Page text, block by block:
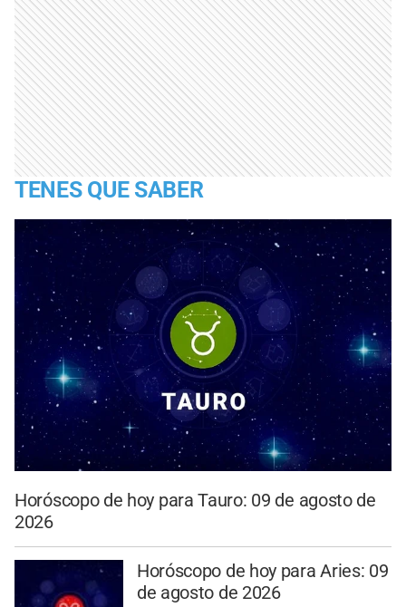
TENES QUE SABER
Horóscopo de hoy para Tauro: 09 de agosto de
2026
Horóscopo de hoy para Aries: 09
de agosto de 2026